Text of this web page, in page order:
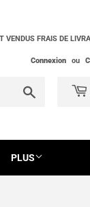
VENDUS FRAIS DE
Connexion ou
Chercher
PLUS